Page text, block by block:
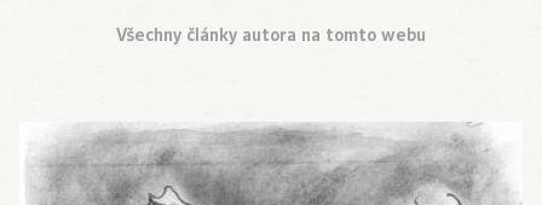
Všechny články autora na tomto webu